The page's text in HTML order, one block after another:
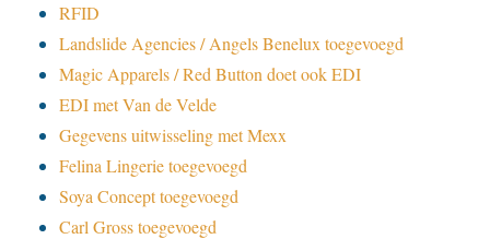
RFID
Landslide Agencies / Angels Benelux toegevoegd
Magic Apparels / Red Button doet ook EDI
EDI met Van de Velde
Gegevens uitwisseling met Mexx
Felina Lingerie toegevoegd
Soya Concept toegevoegd
Carl Gross toegevoegd